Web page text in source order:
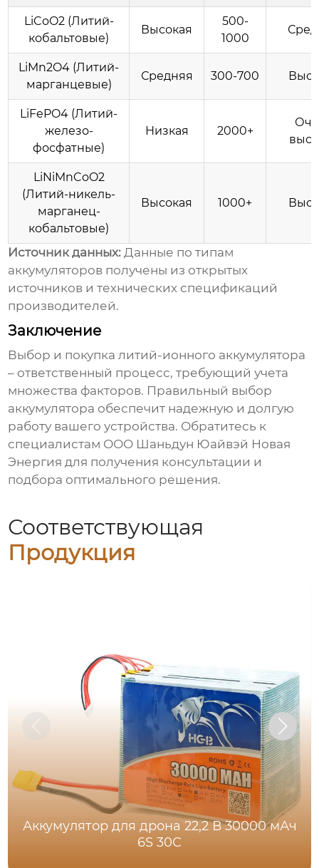
LiCoO2 (Литий-
кобальтовые)
Высокая
500-
1000
LiMn2O4 (Литий-
марганцевые)
Средняя 300-700
LiFePO4 (Литий-
железо-
фосфатные)
Низкая 2000+
LiNiMnCoO2
(Литий-никель-
марганец-
кобальтовые)
Высокая 1000+
Источник данных: Данные по типам
аккумуляторов получены из открытых
источников и технических спецификаций
производителей.
Заключение
Выбор и покупкалитий-ионного аккумулятора
– ответственный процесс, требующий учета
множества факторов. Правильный выбор
аккумулятора обеспечит надежную и долгую
работу вашего устройства. Обратитесь к
специалистам ООО Шаньдун Юайвэй Новая
Энергия для получения консультации и
подбора оптимального решения.
Соответствующая
Продукция
Аккумулятор для дрона 22,2 В 30000 мАч
6S 30C